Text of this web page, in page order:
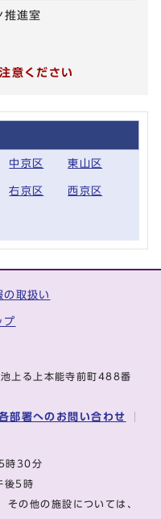
推進室
意ください
中京区 東山区
右京区 西京区
の取扱い
プ
上る上本能寺前町488番
部署へのお問い合わせ
5時30分
後5時
その他の施設については、